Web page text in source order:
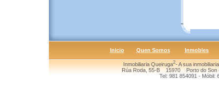
Inicio Quen Somos Inmobles
Inmobiliaria Queiruga2- A sua
Rúa Roda, 55-B 15970 Porto do Son
Tel: 981 854091 - Móbil: